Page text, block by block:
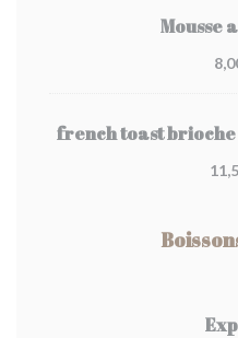
Mousse
french toast